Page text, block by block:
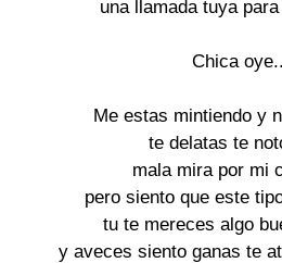
una llamada tuya
Chica
Me estas mintiendo y
te delatas te
mala mira por mi
pero siento que este
tu te mereces algo
y aveces siento ganas te